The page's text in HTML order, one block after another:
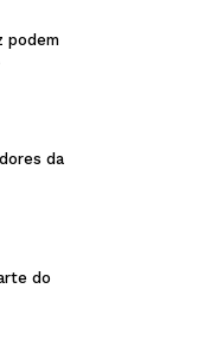
podem
da
do